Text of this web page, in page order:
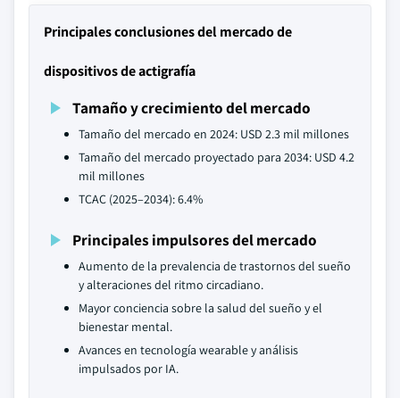
Principales conclusiones del mercado de
dispositivos de actigrafía
Tamaño y crecimiento del mercado
Tamaño del mercado en 2024: USD 2.3 mil millones
Tamaño del mercado proyectado para 2034: USD 4.2
mil millones
TCAC (2025–2034): 6.4%
Principales impulsores del mercado
Aumento de la prevalencia de trastornos del sueño
y alteraciones del ritmo circadiano.
Mayor conciencia sobre la salud del sueño y el
bienestar mental.
Avances en tecnología wearable y análisis
impulsados por IA.